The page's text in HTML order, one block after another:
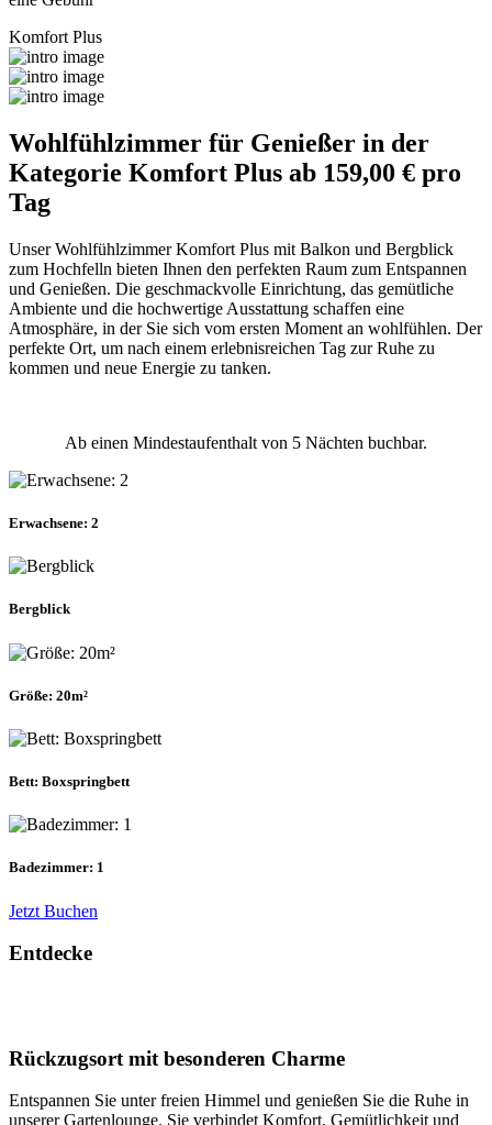
Komfort Plus
Wohlfühlzimmer für Genießer in der
Kategorie Komfort Plus ab 159,00 € pro
Tag
Unser Wohlfühlzimmer Komfort Plus mit Balkon und Bergblick
zum Hochfelln bieten Ihnen den perfekten Raum zum Entspannen
und Genießen. Die geschmackvolle Einrichtung, das gemütliche
Ambiente und die hochwertige Ausstattung schaffen eine
Atmosphäre, in der Sie sich vom ersten Moment an wohlfühlen. Der
perfekte Ort, um nach einem erlebnisreichen Tag zur Ruhe zu
kommen und neue Energie zu tanken.
Ab einen Mindestaufenthalt von 5 Nächten buchbar.
Erwachsene: 2
Bergblick
Größe: 20m²
Bett: Boxspringbett
Badezimmer: 1
Jetzt Buchen
Entdecke
Rückzugsort mit besonderen Charme
Entspannen Sie unter freien Himmel und genießen Sie die Ruhe in
unserer Gartenlounge. Sie verbindet Komfort, Gemütlichkeit und